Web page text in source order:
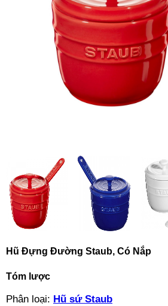
Hũ Đựng Đường Staub, Có Nắp
Tóm lược
Phân loại: Hũ sứ Staub